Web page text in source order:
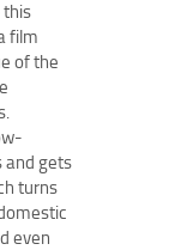
this
film
of the
and gets
turns
even